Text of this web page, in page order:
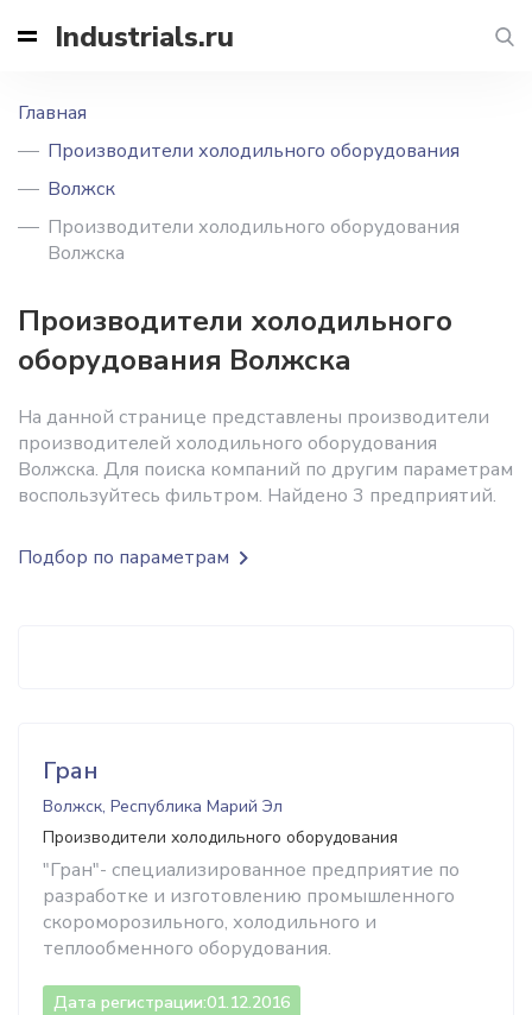
Industrials.ru
Главная
Производители холодильного оборудования
Волжск
Производители холодильного оборудования
Волжска
Производители холодильного
оборудования Волжска
На данной странице представлены производители
производителей холодильного оборудования
Волжска. Для поиска компаний по другим параметрам
воспользуйтесь фильтром. Найдено 3 предприятий.
Гран
Волжск, Республика Марий Эл
Производители холодильного оборудования
"Гран"- специализированное предприятие по
разработке и изготовлению промышленного
скороморозильного, холодильного и
теплообменного оборудования.
Дата регистрации:01.12.2016
Подбор по параметрам